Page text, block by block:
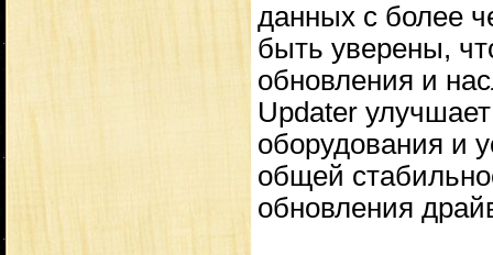
данных с более
быть уверены,
обновления и
Updater
оборудования и
общей
обновления